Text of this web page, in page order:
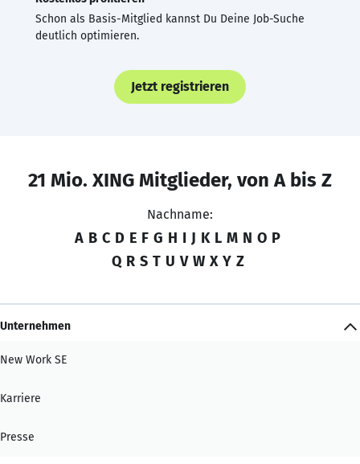
Schon als Basis-Mitglied kannst Du Deine Job-Suche
deutlich optimieren.
Jetzt registrieren
21 Mio. XING Mitglieder, von A bis Z
Nachname:
A B C D E F G H I J K L M N O P
Q R S T U V W X Y Z
Unternehmen
New Work SE
Karriere
Presse